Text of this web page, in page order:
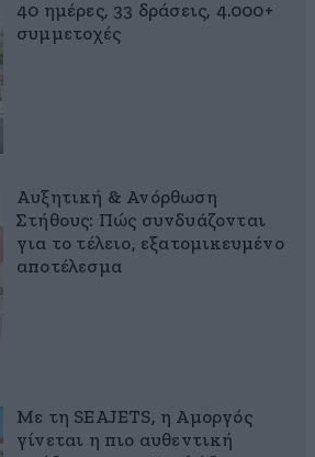
40 ημέρες, 33 δράσεις, 4.000+
συμμετοχές
Αυξητική & Ανόρθωση
Στήθους: Πώς συνδυάζονται
για το τέλειο, εξατομικευμένο
αποτέλεσμα
Με τη SEAJETS, η Αμοργός
γίνεται η πιο αυθεντική